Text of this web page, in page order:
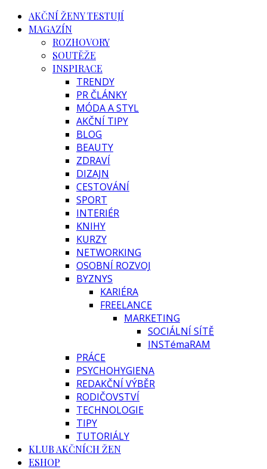
AKČNÍ ŽENY TESTUJÍ
MAGAZÍN
ROZHOVORY
SOUTĚŽE
INSPIRACE
TRENDY
PR ČLÁNKY
MÓDA A STYL
AKČNÍ TIPY
BLOG
BEAUTY
ZDRAVÍ
DIZAJN
CESTOVÁNÍ
SPORT
INTERIÉR
KNIHY
KURZY
NETWORKING
OSOBNÍ ROZVOJ
BYZNYS
KARIÉRA
FREELANCE
MARKETING
SOCIÁLNÍ SÍTĚ
INSTémaRAM
PRÁCE
PSYCHOHYGIENA
REDAKČNÍ VÝBĚR
RODIČOVSTVÍ
TECHNOLOGIE
TIPY
TUTORIÁLY
KLUB AKČNÍCH ŽEN
ESHOP